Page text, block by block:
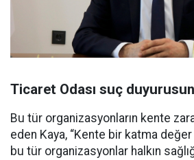
Ticaret Odası suç
Bu tür organizasyonların kente
eden Kaya, “Kente bir katma değer
bu tür organizasyonlar halkın